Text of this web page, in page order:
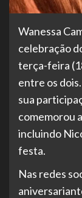
Wanessa
celebração
terça-feira
entre os
sua
comemorou
incluindo
festa.
Nas redes